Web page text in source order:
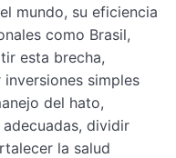
mundo, su eficiencia
como Brasil,
esta brecha,
simples
del hato,
dividir
la salud